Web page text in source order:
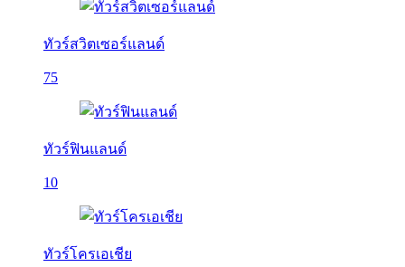
ทัวร์สวิตเซอร์แลนด์
75
ทัวร์ฟินแลนด์
10
ทัวร์โครเอเชีย